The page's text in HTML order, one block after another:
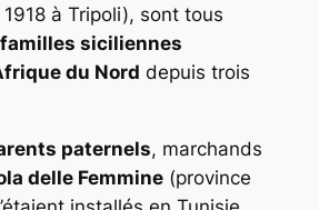
à Tripoli), sont tous
familles siciliennes
du Nord depuis trois
paternels, marchands
delle Femmine(province